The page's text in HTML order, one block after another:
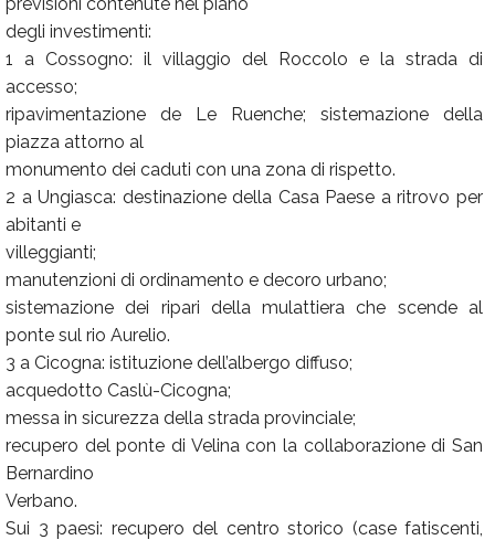
degli investimenti:
1 a Cossogno: il villaggio del Roccolo e la strada di
accesso;
ripavimentazione de Le Ruenche; sistemazione della
piazza attorno al
monumento dei caduti con una zona di rispetto.
2 a Ungiasca: destinazione della Casa Paese a ritrovo per
abitanti e
villeggianti;
manutenzioni di ordinamento e decoro urbano;
sistemazione dei ripari della mulattiera che scende al
ponte sul rio Aurelio.
3 a Cicogna: istituzione dell’albergo diffuso;
acquedotto Caslù-Cicogna;
messa in sicurezza della strada provinciale;
recupero del ponte di Velina con la collaborazione di San
Bernardino
Verbano.
Sui 3 paesi: recupero del centro storico (case fatiscenti,